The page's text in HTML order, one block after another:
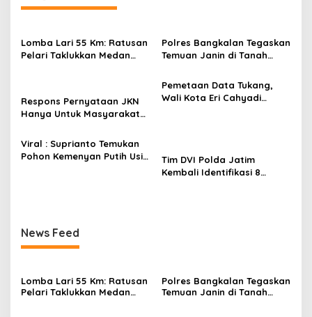
Lomba Lari 55 Km: Ratusan
Pelari Taklukkan Medan
Polres Bangkalan Tegaskan
Temuan Janin di Tanah
Respons Pernyataan JKN
Hanya Untuk Masyarakat
Bukti Tidak Paham
Konstitusi
Pemetaan Data Tukang,
Wali Kota Eri Cahyadi
Viral : Suprianto Temukan
Pohon Kemenyan Putih Usia
Tim DVI Polda Jatim
Kembali Identifikasi 8
News Feed
Lomba Lari 55 Km: Ratusan
Pelari Taklukkan Medan
Polres Bangkalan Tegaskan
Temuan Janin di Tanah